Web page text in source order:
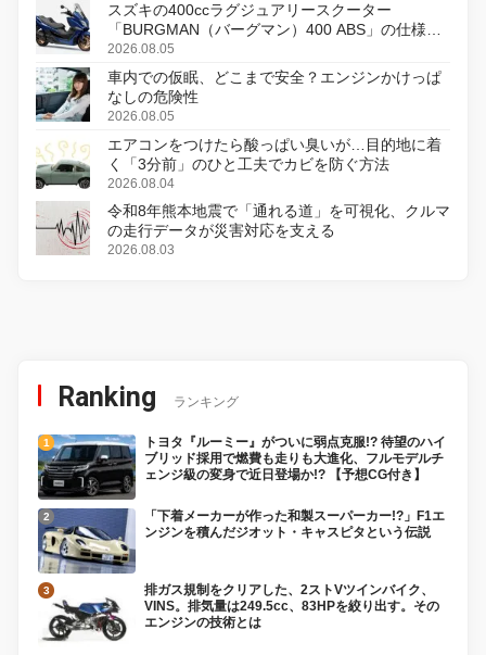
スズキの400ccラグジュアリースクーター
「BURGMAN（バーグマン）400 ABS」の仕様を
変更し、8月18日に発売
2026.08.05
車内での仮眠、どこまで安全？エンジンかけっぱ
なしの危険性
2026.08.05
エアコンをつけたら酸っぱい臭いが…目的地に着
く「3分前」のひと工夫でカビを防ぐ方法
2026.08.04
令和8年熊本地震で「通れる道」を可視化、クルマ
の走行データが災害対応を支える
2026.08.03
Ranking ランキング
トヨタ『ルーミー』がついに弱点克服!? 待望のハイ
ブリッド採用で燃費も走りも大進化、フルモデルチ
ェンジ級の変身で近日登場か!? 【予想CG付き】
「下着メーカーが作った和製スーパーカー!?」F1エ
ンジンを積んだジオット・キャスピタという伝説
排ガス規制をクリアした、2ストVツインバイク、
VINS。排気量は249.5cc、83HPを絞り出す。その
エンジンの技術とは